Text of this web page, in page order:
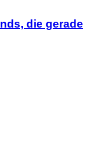
die gerade